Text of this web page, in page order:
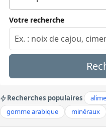
Votre recherche
Recherches populaires
gomme arabique
minéraux